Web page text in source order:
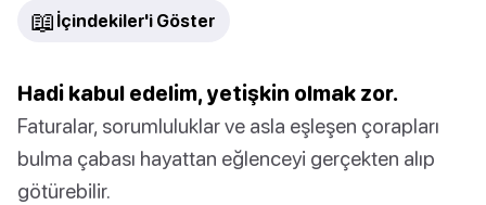
📖 İçindekiler'i Göster
Hadi kabul edelim, yetişkin olmak zor.
Faturalar, sorumluluklar ve asla eşleşen çorapları
bulma çabası hayattan eğlenceyi gerçekten alıp
götürebilir.